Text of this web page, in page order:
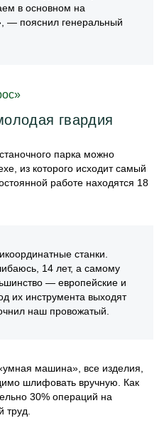
в основном на
— пояснил генеральный
гвардия
парка можно
из которого исходит самый
работе находятся 18
станки.
14 лет, а самому
— европейские и
их инструмента выходят
наш провожатый.
машина», все изделия,
шлифовать вручную. Как
30% операций на
труд.